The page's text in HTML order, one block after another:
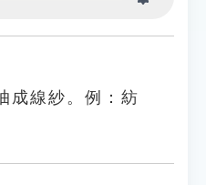
成線紗。例：紡